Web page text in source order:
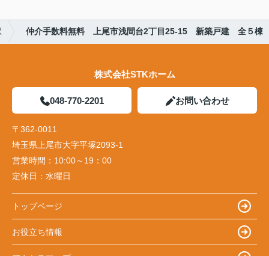
仲介手数料無料 上尾市浅間台2丁目25-15 新築戸建 全５棟
株式会社STKホーム
048-770-2201 お問い合わせ
〒362-0011
埼玉県上尾市大字平塚2093-1
営業時間： 10:00～19：00
定休日： 水曜日
トップページ
お役立ち情報